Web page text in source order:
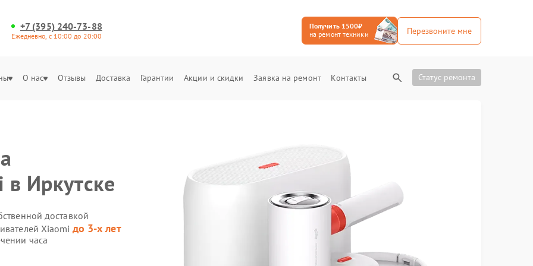
+7 (395) 240-73-88
Ежедневно, с 10:00 до 20:00
Получить 1500₽
на ремонт техники
Перезвоните мне
О нас Отзывы Доставка Гарантии Акции и скидки Заявка на ремонт Контакты Статус ремонта
в Иркутске
доставкой
Xiaomi до 3-х лет
часа